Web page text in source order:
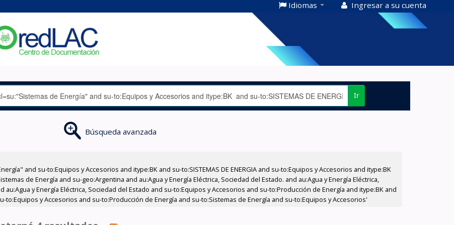
Idiomas Ingresar a su cuenta
Ir
Búsqueda avanzada
and su-to:Equipos y Accesorios and itype:BK and su-to:SISTEMAS DE ENERGIA and su-to:Equipos y Accesorios and itype:BK
de Energía and su-geo:Argentina and au:Agua y Energía Eléctrica, Sociedad del Estado. and au:Agua y Energía Eléctrica,
y Energía Eléctrica, Sociedad del Estado and su-to:Equipos y Accesorios and su-to:Producción de Energía and itype:BK and
to:Equipos y Accesorios and su-to:Producción de Energía and su-to:Sistemas de Energía and su-to:Equipos y Accesorios'